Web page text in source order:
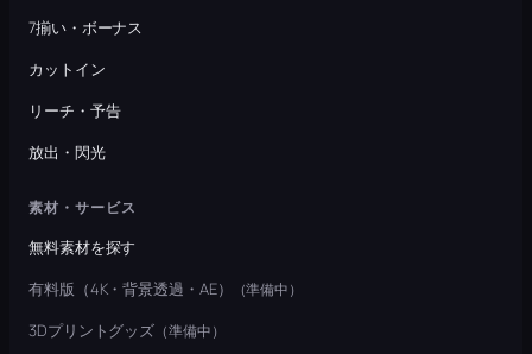
7揃い・ボーナス
カットイン
リーチ・予告
放出・閃光
素材・サービス
無料素材を探す
有料版（4K・背景透過・AE）
（準備中）
3Dプリントグッズ （準備中）